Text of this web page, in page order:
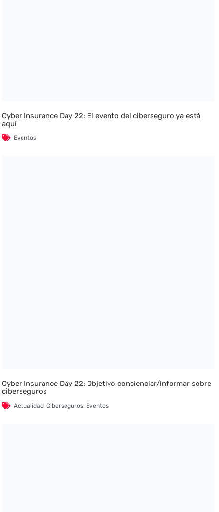
Cyber Insurance Day 22: El evento del ciberseguro ya está
aquí
Eventos
Cyber Insurance Day 22: Objetivo concienciar/informar sobre
ciberseguros
Actualidad,Ciberseguros, Eventos